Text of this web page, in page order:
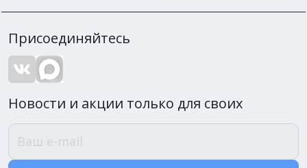
Присоединяйтесь
Новости и акции только для своих